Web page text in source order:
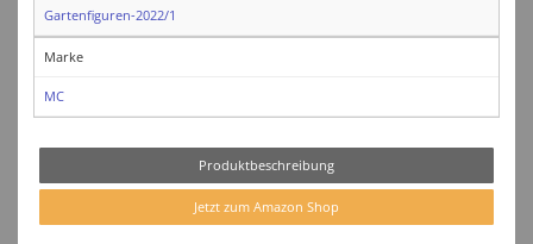
Gartenfiguren-2022/1
Marke
MC
Produktbeschreibung
Jetzt zum Amazon Shop